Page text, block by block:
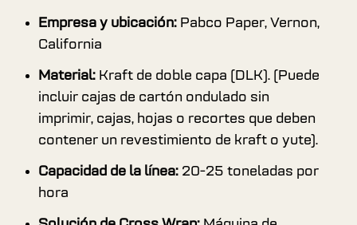
Empresa y ubicación: Pabco Paper, Vernon,
California
Material: Kraft de doble capa (DLK). (Puede
incluir cajas de cartón ondulado sin
imprimir, cajas, hojas o recortes que deben
contener un revestimiento de kraft o yute).
Capacidad de la línea: 20-25 toneladas por
hora